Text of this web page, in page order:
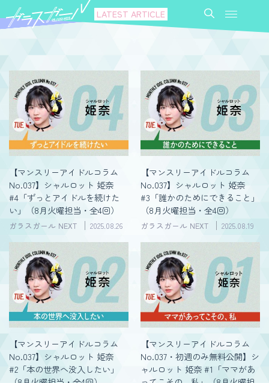
LATEST ARTICLE
【マンスリーアイドルコラム
No.037】シャルロット 姫奈
#4「ずっとアイドルを続けた
い」（8月火曜担当・全4回）
ガラスガール NEXT 2025.08.26
【マンスリーアイドルコラム
No.037】シャルロット 姫奈
#3「誰かのためにできること」
（8月火曜担当・全4回）
ガラスガール NEXT 2025.08.19
【マンスリーアイドルコラム
No.037】シャルロット 姫奈
#2「本の世界へ没入したい」
【マンスリーアイドルコラム
No.037・初週のみ無料公開】シ
ャルロット 姫奈 #1「ママがあ